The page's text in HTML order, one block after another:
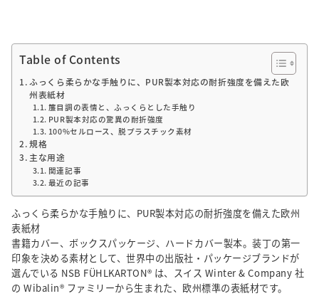
Table of Contents
ふっくら柔らかな手触りに、PUR製本対応の耐折強度を備えた欧
州表紙材
簾目調の表情と、ふっくらとした手触り
PUR製本対応の驚異の耐折強度
100%セルロース、脱プラスチック素材
規格
主な用途
関連記事
最近の記事
ふっくら柔らかな手触りに、PUR製本対応の耐折強度を備えた欧州
表紙材
書籍カバー、ボックスパッケージ、ハードカバー製本。装丁の第一
印象を決める素材として、世界中の出版社・パッケージブランドが
選んでいる NSB FÜHLKARTON® は、スイス Winter & Company 社
の Wibalin® ファミリーから生まれた、欧州標準の表紙材です。